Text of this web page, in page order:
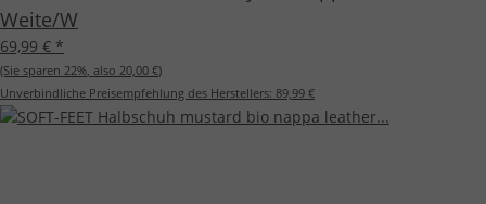
Weite/W
69,99 € *
(Sie sparen 22%, also 20,00 €)
Unverbindliche Preisempfehlung des Herstellers: 89,99 €